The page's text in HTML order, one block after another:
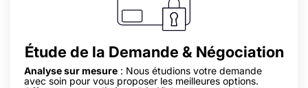
Étude de la Demande & Négociation
Analyse sur mesure : Nous étudions votre demande
avec soin pour vous proposer les meilleures options.